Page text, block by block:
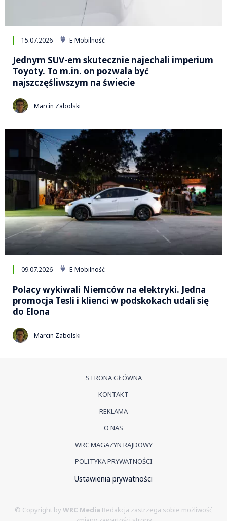
15.07.2026 E-Mobilność
Jednym SUV-em skutecznie najechali imperium
Toyoty. To m.in. on pozwala być
najszczęśliwszym na świecie
Marcin Zabolski
09.07.2026 E-Mobilność
Polacy wykiwali Niemców na elektryki. Jedna
promocja Tesli i klienci w podskokach udali się
do Elona
Marcin Zabolski
STRONA GŁÓWNA
KONTAKT
REKLAMA
O NAS
WRC MAGAZYN RAJDOWY
POLITYKA PRYWATNOŚCI
Ustawienia prywatności
© Copyright by WRC Media Redakcja zastrzega sobie możliwość